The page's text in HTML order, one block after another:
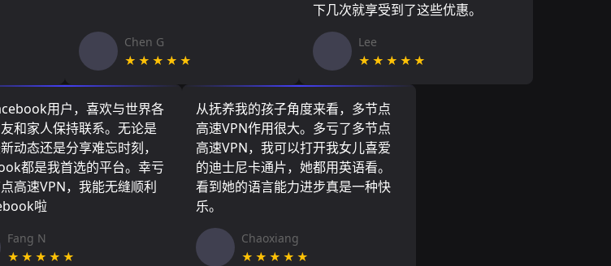
Chen G
★★★★★
下几次就享受到了这些优惠。
Lee
★★★★★
用户，喜欢与世界各
和家人保持联系。无论是
动态还是分享难忘时刻，
都是我首选的平台。幸亏
高速VPN，我能无缝顺利
啦
Fang N
★★★★★
从抚养我的孩子角度来看，多节点
高速VPN作用很大。多亏了多节点
高速VPN，我可以打开我女儿喜爱
的迪士尼卡通片，她都用英语看。
看到她的语言能力进步真是一种快
乐。
Chaoxiang
★★★★★